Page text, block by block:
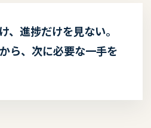
、進捗だけを見ない。
ら、次に必要な一手を